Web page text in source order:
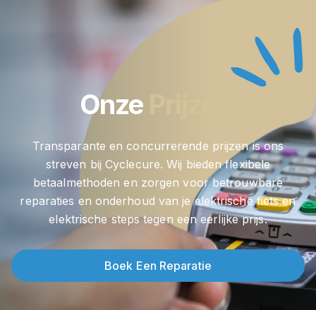
Onze
Transparante en concurrerende prijzen is ons
streven bij Cyclecure. Wij bieden flexibele
betaalmethoden en zorgen voor betrouwbare
reparaties en onderhoud van je elektrische fiets en
elektrische steps tegen een eerlijke prijs.
Boek Een Reparatie